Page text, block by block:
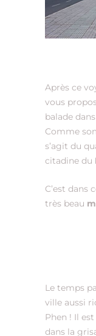
Après ce
vous
balade
Comme
s’agit du
citadine du
C’est dans
très beau
Le temps
ville aussi
Phen ! Il
dans la